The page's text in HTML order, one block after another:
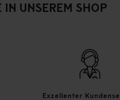
IN UNSEREM SHOP
Exzellenter